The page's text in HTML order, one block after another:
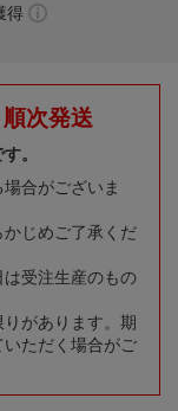
得
次発送
。
合がございま
じめご了承くだ
受注生産のもの
があります。期
ただく場合がご